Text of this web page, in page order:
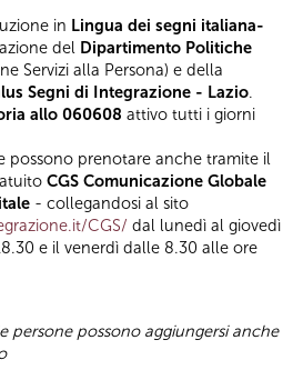
in Lingua dei segni italiana-
del Dipartimento Politiche
Servizi alla Persona) e della
Segni di Integrazione - Lazio.
allo 060608 attivo tutti i giorni
possono prenotare anche tramite il
CGS Comunicazione Globale
- collegandosi al sito
CGS/ dal lunedì al giovedì
e il venerdì dalle 8.30 alle ore
persone possono aggiungersi anche